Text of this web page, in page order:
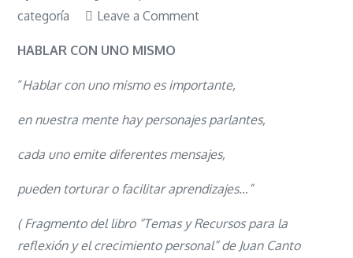
categoría
Leave a Commenton
UNO
HABLAR CON UNO MISMO
“Hablar con uno mismo es importante,
en nuestra mente hay personajes parlantes,
cada uno emite diferentes mensajes,
pueden torturar o facilitar aprendizajes…”
( Fragmento del libro “Temas y Recursos para la
reflexión y el crecimiento personal” de Juan Canto